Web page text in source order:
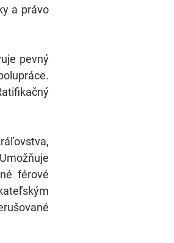
a právo
pevný
férové